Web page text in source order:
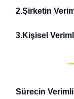
2.Şirketin
3.Kişisel
Sürecin